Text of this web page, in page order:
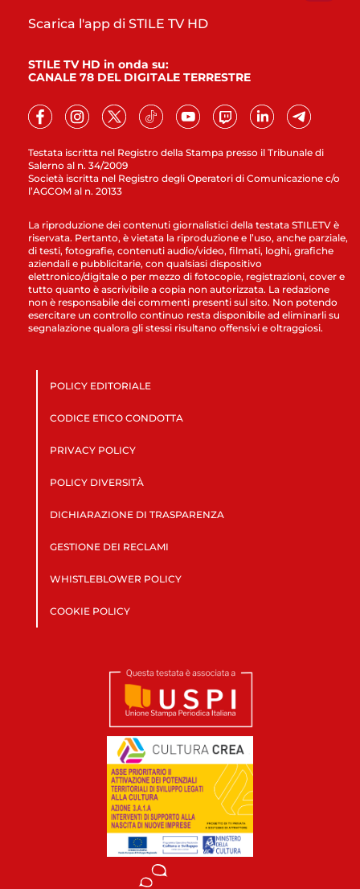
Testata iscritta nel Registro della Stampa presso il Tribunale di
Salerno al n. 34/2009
Società iscritta nel Registro degli Operatori di Comunicazione c/o
l’AGCOM al n. 20133
Scarica l'app di STILE TV HD
STILE TV HD in onda su:
CANALE 78 DEL DIGITALE TERRESTRE
La riproduzione dei contenuti giornalistici della testata STILETV è
riservata. Pertanto, è vietata la riproduzione e l’uso, anche parziale,
di testi, fotografie, contenuti audio/video, filmati, loghi, grafiche
aziendali e pubblicitarie, con qualsiasi dispositivo
elettronico/digitale o per mezzo di fotocopie, registrazioni, cover e
tutto quanto è ascrivibile a copia non autorizzata. La redazione
non è responsabile dei commenti presenti sul sito. Non potendo
esercitare un controllo continuo resta disponibile ad eliminarli su
segnalazione qualora gli stessi risultano offensivi e oltraggiosi.
POLICY EDITORIALE
CODICE ETICO CONDOTTA
PRIVACY POLICY
POLICY DIVERSITÀ
DICHIARAZIONE DI TRASPARENZA
GESTIONE DEI RECLAMI
WHISTLEBLOWER POLICY
COOKIE POLICY